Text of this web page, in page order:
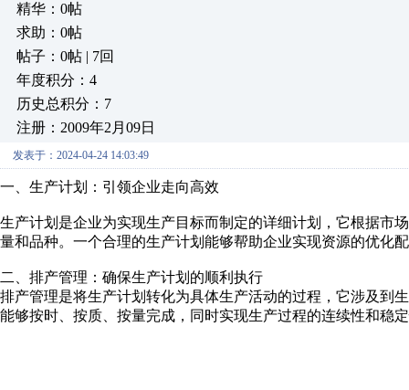
精华：0帖
求助：0帖
帖子：0帖 | 7回
年度积分：4
历史总积分：7
注册：2009年2月09日
发表于：2024-04-24 14:03:49
一、生产计划：引领企业走向高效
生产计划是企业为实现生产目标而制定的详细计划，它根据市
量和品种。一个合理的生产计划能够帮助企业实现资源的优化
二、排产管理：确保生产计划的顺利执行
排产管理是将生产计划转化为具体生产活动的过程，它涉及到
能够按时、按质、按量完成，同时实现生产过程的连续性和稳